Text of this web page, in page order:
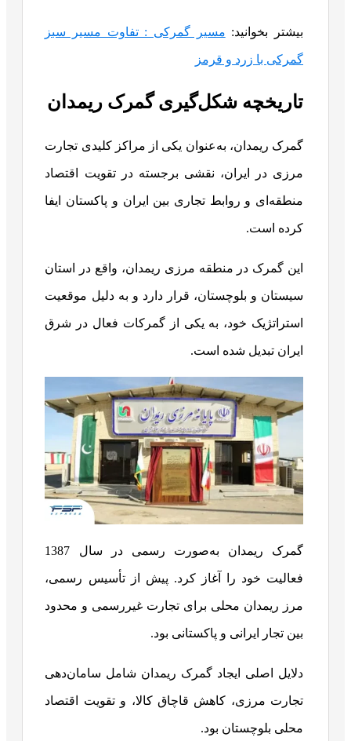
بیشتر بخوانید: مسیر گمرکی : تفاوت مسیر سبز
گمرکی با زرد و قرمز
تاریخچه شکل‌گیری گمرک ریمدان
گمرک ریمدان، به‌عنوان یکی از مراکز کلیدی تجارت
مرزی در ایران، نقشی برجسته در تقویت اقتصاد
منطقه‌ای و روابط تجاری بین ایران و پاکستان ایفا
کرده است.
این گمرک در منطقه مرزی ریمدان، واقع در استان
سیستان و بلوچستان، قرار دارد و به دلیل موقعیت
استراتژیک خود، به یکی از گمرکات فعال در شرق
ایران تبدیل شده است.
گمرک ریمدان به‌صورت رسمی در سال 1387
فعالیت خود را آغاز کرد. پیش از تأسیس رسمی،
مرز ریمدان محلی برای تجارت غیررسمی و محدود
بین تجار ایرانی و پاکستانی بود.
دلایل اصلی ایجاد گمرک ریمدان شامل سامان‌دهی
تجارت مرزی، کاهش قاچاق کالا، و تقویت اقتصاد
محلی بلوچستان بود.